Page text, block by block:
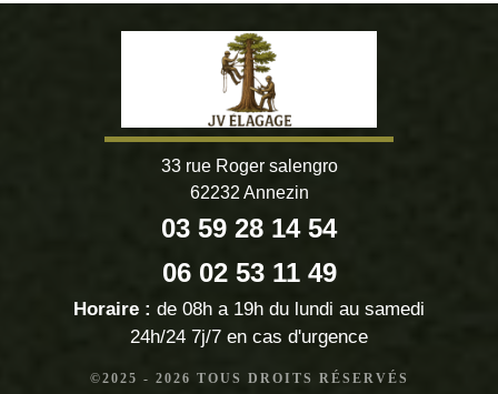
33 rue Roger salengro
62232 Annezin
03 59 28 14 54
06 02 53 11 49
Horaire : de 08h a 19h du lundi au samedi
24h/24 7j/7 en cas d'urgence
©2025 - 2026 TOUS DROITS RÉSERVÉS